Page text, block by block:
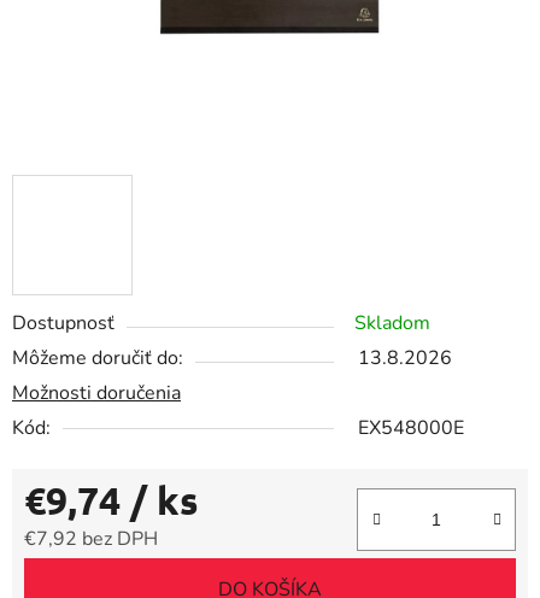
Dostupnosť
Skladom
Môžeme doručiť do:
13.8.2026
Možnosti doručenia
Kód:
EX548000E
€9,74 / ks
€7,92 bez DPH
DO KOŠÍKA